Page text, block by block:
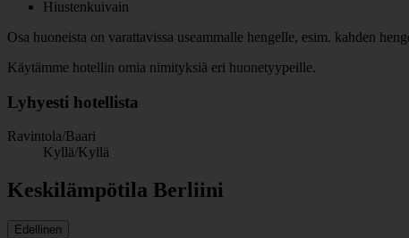
Hiustenkuivain
Osa huoneista on varattavissa useammalle hengelle, esim. kahden
Käytämme hotellin omia nimityksiä eri huonetyypeille.
Lyhyesti hotellista
Ravintola/Baari
Kyllä/Kyllä
Keskilämpötila Berliini
Edellinen